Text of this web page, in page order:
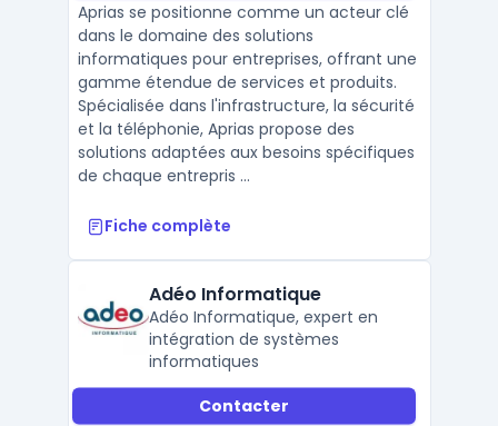
Aprias se positionne comme un acteur clé
dans le domaine des solutions
informatiques pour entreprises, offrant une
gamme étendue de services et produits.
Spécialisée dans l'infrastructure, la sécurité
et la téléphonie, Aprias propose des
solutions adaptées aux besoins spécifiques
de chaque entrepris ...
Fiche complète
Adéo Informatique
Adéo Informatique, expert en
intégration de systèmes
informatiques
Contacter